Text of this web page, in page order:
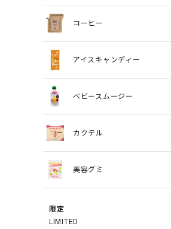
コーヒー
アイスキャンディー
ベビースムージー
カクテル
美容グミ
限定
LIMITED